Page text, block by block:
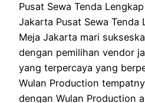
Pusat Sewa Tenda
Jakarta Pusat Sewa Tenda
Meja Jakarta mari
dengan pemilihan vendor
yang terpercaya yang
Wulan Production
dengan Wulan Production